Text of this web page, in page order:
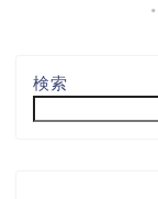
検索